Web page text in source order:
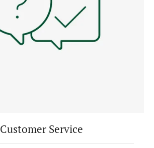
Customer Service